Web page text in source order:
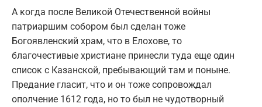
А когда после Великой Отечественной войны
патриаршим собором был сделан тоже
Богоявленский храм, что в Елохове, то
благочестивые христиане принесли туда еще один
список с Казанской, пребывающий там и поныне.
Предание гласит, что и он тоже сопровождал
ополчение 1612 года, но то был не чудотворный